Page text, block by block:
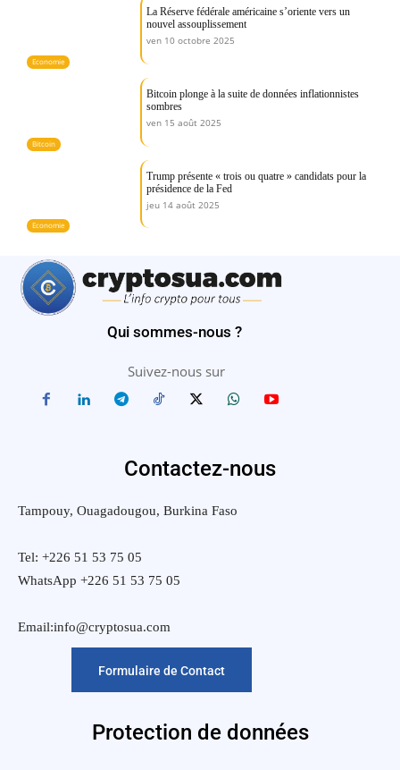
Economie
La Réserve fédérale américaine s’oriente vers un
nouvel assouplissement
ven 10 octobre 2025
Bitcoin
Bitcoin plonge à la suite de données inflationnistes
sombres
ven 15 août 2025
Economie
Trump présente « trois ou quatre » candidats pour la
présidence de la Fed
jeu 14 août 2025
Qui sommes-nous ?
Suivez-nous sur
Contactez-nous
Tampouy, Ouagadougou, Burkina Faso
Tel: +226 51 53 75 05
WhatsApp +226 51 53 75 05
Email:info@cryptosua.com
Formulaire de Contact
Protection de données